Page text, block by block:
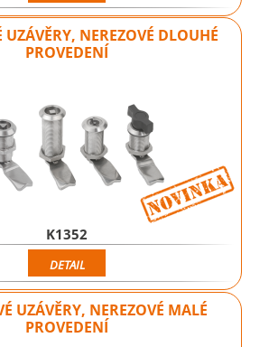
NEREZOVÉ DLOUHÉ
PROVEDENÍ
K1352
DETAIL
UZÁVĚRY, NEREZOVÉ MALÉ
PROVEDENÍ